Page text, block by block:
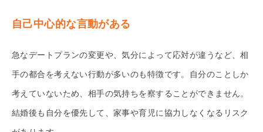
自己中心的な言動がある
急なデートプランの変更や、気分によって応対が違うなど、相
手の都合を考えない行動が多いのも特徴です。自分のことしか
考えていないため、相手の気持ちを察することができません。
結婚後も自分を優先して、家事や育児に協力しなくなるリスク